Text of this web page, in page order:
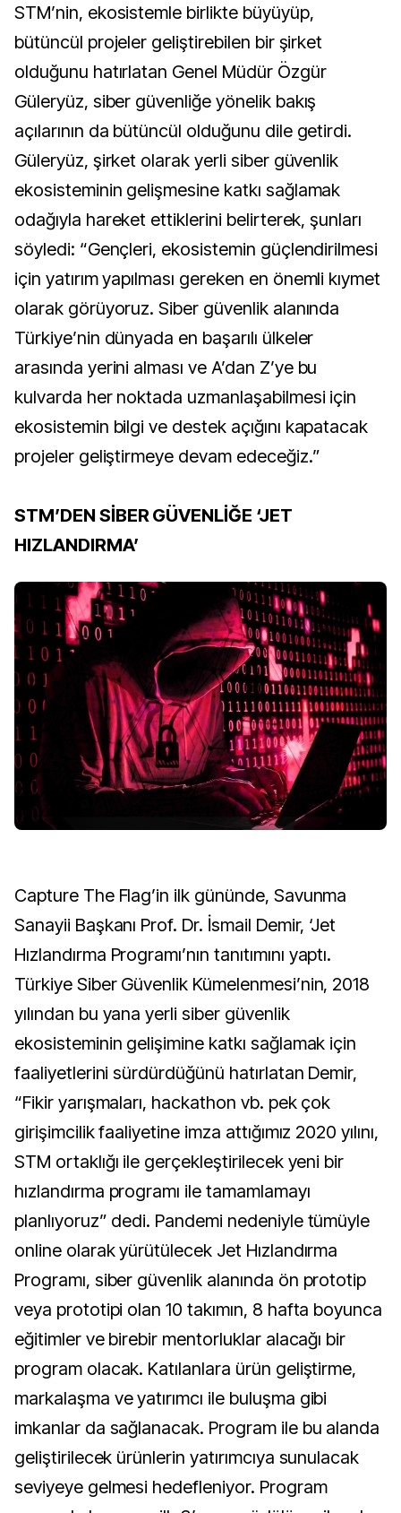
STM’nin, ekosistemle birlikte büyüyüp,
bütüncül projeler geliştirebilen bir şirket
olduğunu hatırlatan Genel Müdür Özgür
Güleryüz, siber güvenliğe yönelik bakış
açılarının da bütüncül olduğunu dile getirdi.
Güleryüz, şirket olarak yerli siber güvenlik
ekosisteminin gelişmesine katkı sağlamak
odağıyla hareket ettiklerini belirterek, şunları
söyledi: “Gençleri, ekosistemin güçlendirilmesi
için yatırım yapılması gereken en önemli kıymet
olarak görüyoruz. Siber güvenlik alanında
Türkiye’nin dünyada en başarılı ülkeler
arasında yerini alması ve A’dan Z’ye bu
kulvarda her noktada uzmanlaşabilmesi için
ekosistemin bilgi ve destek açığını kapatacak
projeler geliştirmeye devam edeceğiz.”
STM’DEN SİBER GÜVENLİĞE ‘JET
HIZLANDIRMA’
Capture The Flag’in ilk gününde, Savunma
Sanayii Başkanı Prof. Dr. İsmail Demir, ‘Jet
Hızlandırma Programı’nın tanıtımını yaptı.
Türkiye Siber Güvenlik Kümelenmesi’nin, 2018
yılından bu yana yerli siber güvenlik
ekosisteminin gelişimine katkı sağlamak için
faaliyetlerini sürdürdüğünü hatırlatan Demir,
“Fikir yarışmaları, hackathon vb. pek çok
girişimcilik faaliyetine imza attığımız 2020 yılını,
STM ortaklığı ile gerçekleştirilecek yeni bir
hızlandırma programı ile tamamlamayı
planlıyoruz” dedi. Pandemi nedeniyle tümüyle
online olarak yürütülecek Jet Hızlandırma
Programı, siber güvenlik alanında ön prototip
veya prototipi olan 10 takımın, 8 hafta boyunca
eğitimler ve birebir mentorluklar alacağı bir
program olacak. Katılanlara ürün geliştirme,
markalaşma ve yatırımcı ile buluşma gibi
imkanlar da sağlanacak. Program ile bu alanda
geliştirilecek ürünlerin yatırımcıya sunulacak
seviyeye gelmesi hedefleniyor. Program